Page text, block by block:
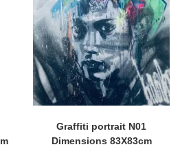
Graffiti portrait N01
Dimensions 83X83cm